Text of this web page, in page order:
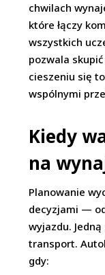
chwilach
które łączy
wszystkich
pozwala
cieszeniu się
wspólnymi
Kiedy
na
Planowanie
decyzjami —
wyjazdu.
transport.
gdy: